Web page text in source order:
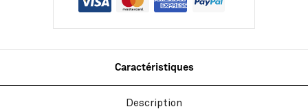
Caractéristiques
Description